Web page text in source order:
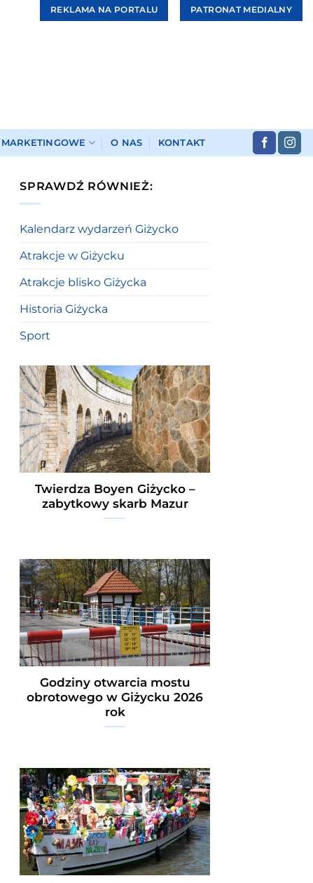
REKLAMA NA PORTALU PATRONAT MEDIALNY
MARKETINGOWE O NAS KONTAKT
SPRAWDŹ RÓWNIEŻ:
Kalendarz wydarzeń Giżycko
Atrakcje w Giżycku
Atrakcje blisko Giżycka
Historia Giżycka
Sport
Twierdza Boyen Giżycko –
zabytkowy skarb Mazur
Godziny otwarcia mostu
obrotowego w Giżycku 2026
rok